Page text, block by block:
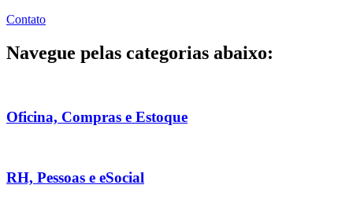
Contato
Navegue pelas categorias abaixo:
Oficina, Compras e Estoque
RH, Pessoas e eSocial